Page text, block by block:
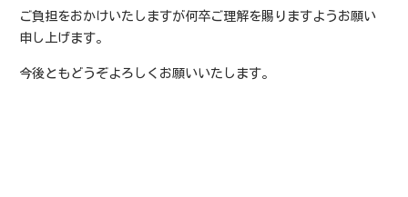
ご負担をおかけいたしますが何卒ご理解を賜りますようお願い
申し上げます。
今後ともどうぞよろしくお願いいたします。